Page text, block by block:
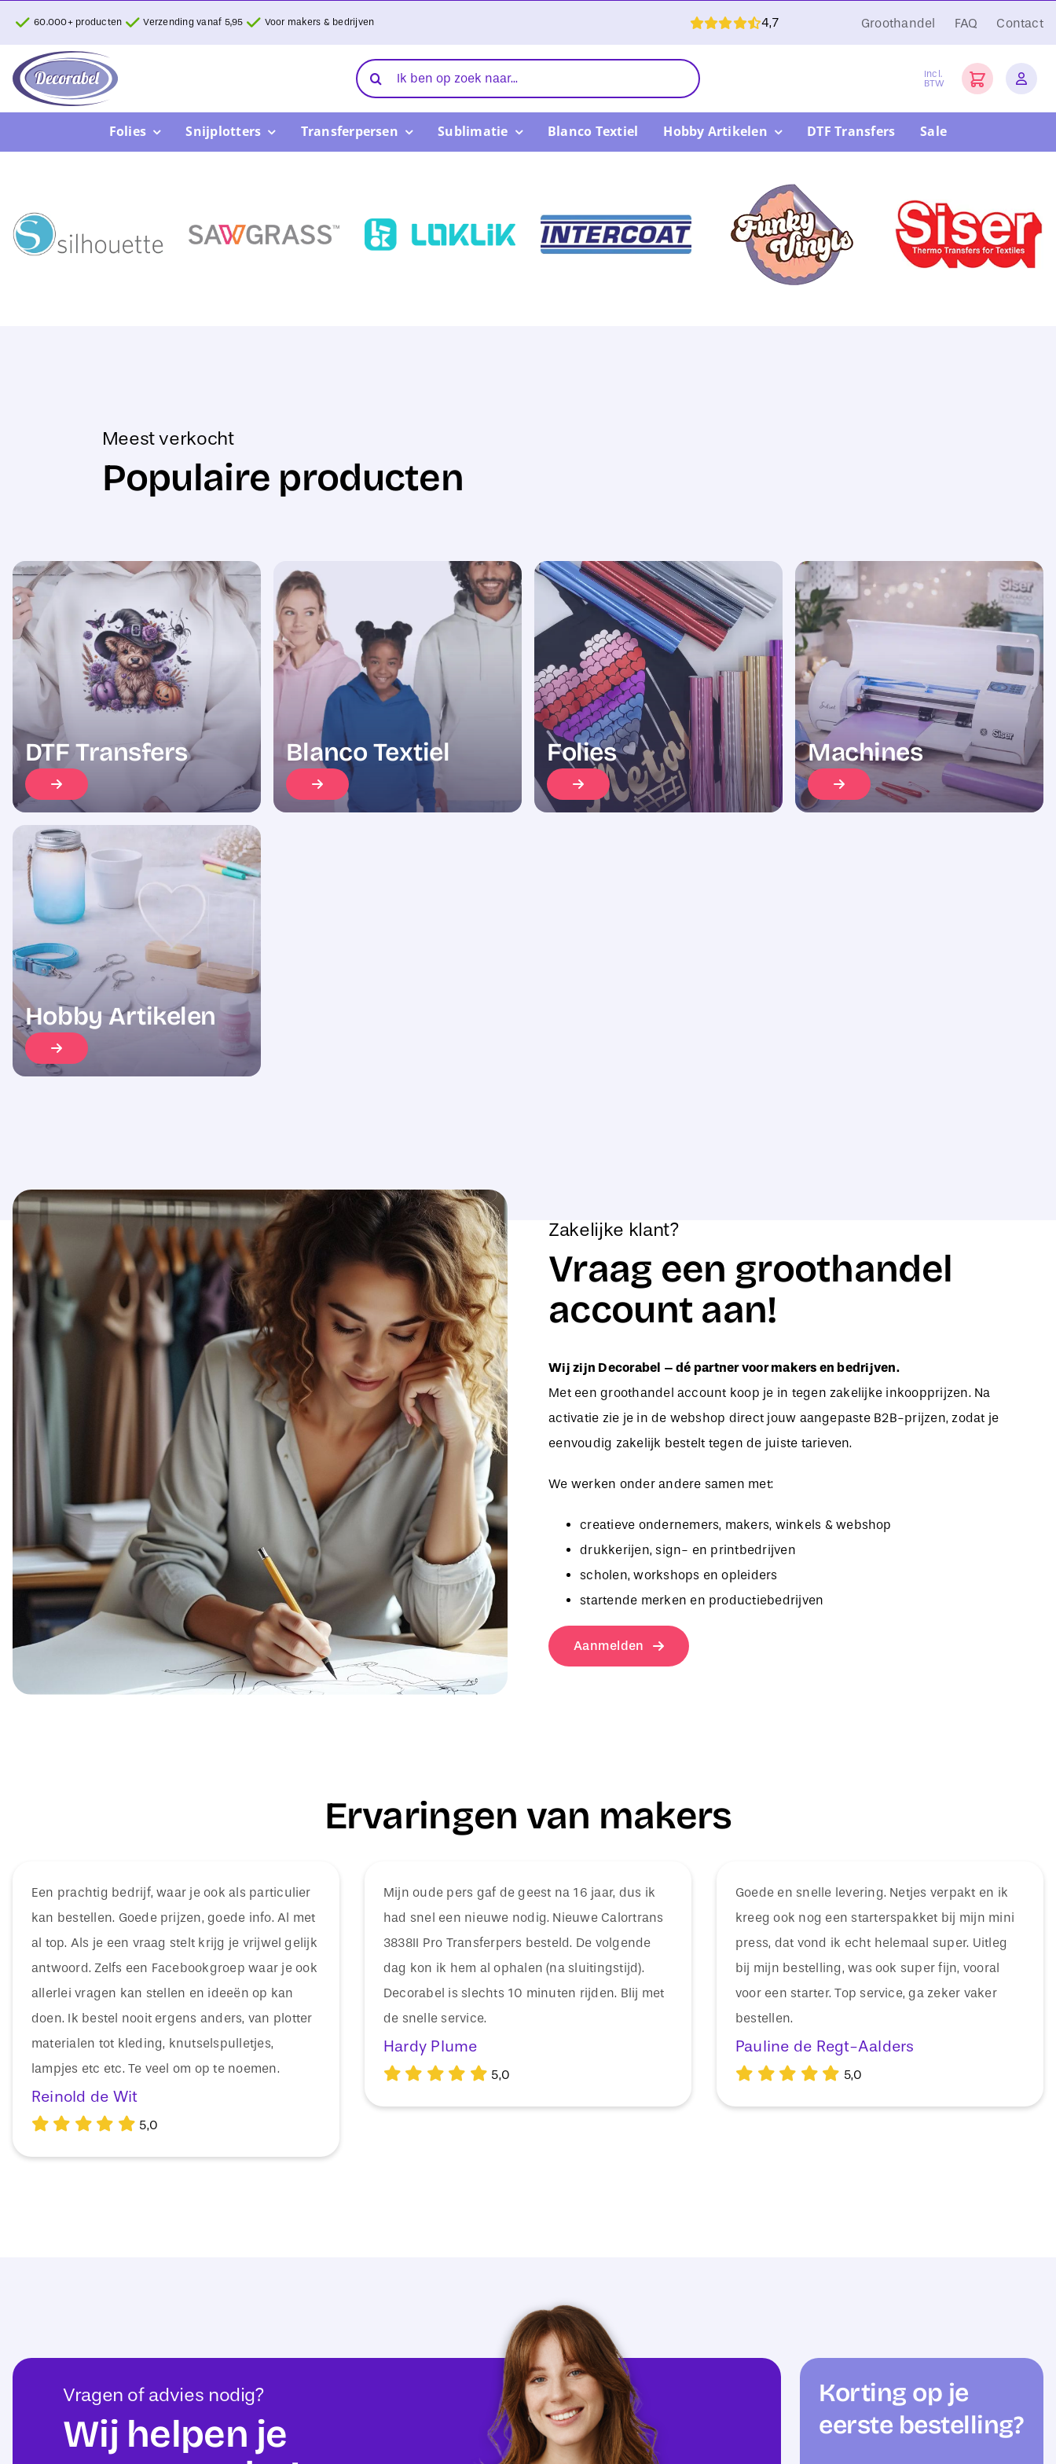
inhoud
60.000+ producten Verzending vanaf 5,95 Voor makers & bedrijven 4,7 Groothandel FAQ Contact
Zoeken
naar:
Incl.
BTW
Folies Snijplotters Transferpersen Sublimatie Blanco Textiel Hobby Artikelen DTF Transfers Sale
Meest verkocht
Populaire producten
DTF Transfers Blanco Textiel Folies Machines
Hobby Artikelen
Zakelijke klant?
Vraag een groothandel
account aan!
Wij zijn Decorabel – dé partner voor makers en bedrijven.
Met een groothandel account koop je in tegen zakelijke inkoopprijzen. Na
activatie zie je in de webshop direct jouw aangepaste B2B-prijzen, zodat je
eenvoudig zakelijk bestelt tegen de juiste tarieven.
We werken onder andere samen met:
creatieve ondernemers, makers, winkels & webshop
drukkerijen, sign- en printbedrijven
scholen, workshops en opleiders
startende merken en productiebedrijven
Aanmelden
Ervaringen van makers
Een prachtig bedrijf, waar je ook als particulier
kan bestellen. Goede prijzen, goede info. Al met
al top. Als je een vraag stelt krijg je vrijwel gelijk
antwoord. Zelfs een Facebookgroep waar je ook
allerlei vragen kan stellen en ideeën op kan
doen. Ik bestel nooit ergens anders, van plotter
materialen tot kleding, knutselspulletjes,
lampjes etc etc. Te veel om op te noemen.
Reinold de Wit
5,0
Mijn oude pers gaf de geest na 16 jaar, dus ik
had snel een nieuwe nodig. Nieuwe Calortrans
3838II Pro Transferpers besteld. De volgende
dag kon ik hem al ophalen (na sluitingstijd).
Decorabel is slechts 10 minuten rijden. Blij met
de snelle service.
Hardy Plume
5,0
Goede en snelle levering. Netjes verpakt en ik
kreeg ook nog een starterspakket bij mijn mini
press, dat vond ik echt helemaal super. Uitleg
bij mijn bestelling, was ook super fijn, vooral
voor een starter. Top service, ga zeker vaker
bestellen.
Pauline de Regt-Aalders
5,0
Vragen of advies nodig?
Wij helpen je
Korting op je
eerste bestelling?